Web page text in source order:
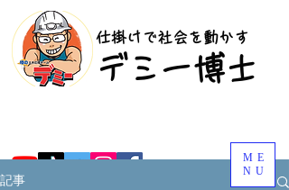
​仕掛けで社会を動かす
​デミー博士
ME
NU
記事